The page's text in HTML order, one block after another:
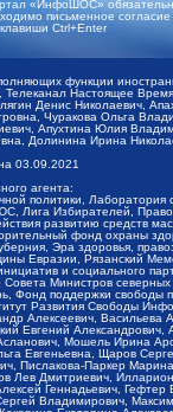
«ИнфоШОС»
письменное
Ctrl+Enter
функции
Настоящее
Денис Николаевич,
Чуракова Ольга
Апухтина Юлия
Долинина Ирина
03.09.2021
агента:
политики,
Лига Избирателей,
развитию средств
фонд охраны
Эра здоровья,
Евразии, Рязанский
и социального
Министров северных
Фонд поддержки
Развития Свободы
Алексеевич,
Евгений
Мошель Ирина
Евгеньевна, Щаров
Пислакова-Паркер
Лев Дмитриевич,
Геннадьевич,
Владимирович,